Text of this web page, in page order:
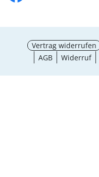
Vertrag widerrufen
AGB
Widerruf